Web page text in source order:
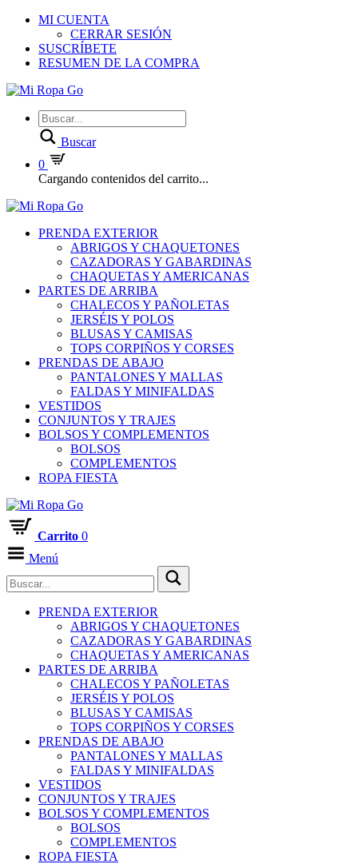
MI CUENTA
CERRAR SESIÓN
SUSCRÍBETE
RESUMEN DE LA COMPRA
Buscar
0
Cargando contenidos del carrito...
PRENDA EXTERIOR
ABRIGOS Y CHAQUETONES
CAZADORAS Y GABARDINAS
CHAQUETAS Y AMERICANAS
PARTES DE ARRIBA
CHALECOS Y PAÑOLETAS
JERSÉIS Y POLOS
BLUSAS Y CAMISAS
TOPS CORPIÑOS Y CORSES
PRENDAS DE ABAJO
PANTALONES Y MALLAS
FALDAS Y MINIFALDAS
VESTIDOS
CONJUNTOS Y TRAJES
BOLSOS Y COMPLEMENTOS
BOLSOS
COMPLEMENTOS
ROPA FIESTA
Carrito 0
Menú
PRENDA EXTERIOR
ABRIGOS Y CHAQUETONES
CAZADORAS Y GABARDINAS
CHAQUETAS Y AMERICANAS
PARTES DE ARRIBA
CHALECOS Y PAÑOLETAS
JERSÉIS Y POLOS
BLUSAS Y CAMISAS
TOPS CORPIÑOS Y CORSES
PRENDAS DE ABAJO
PANTALONES Y MALLAS
FALDAS Y MINIFALDAS
VESTIDOS
CONJUNTOS Y TRAJES
BOLSOS Y COMPLEMENTOS
BOLSOS
COMPLEMENTOS
ROPA FIESTA